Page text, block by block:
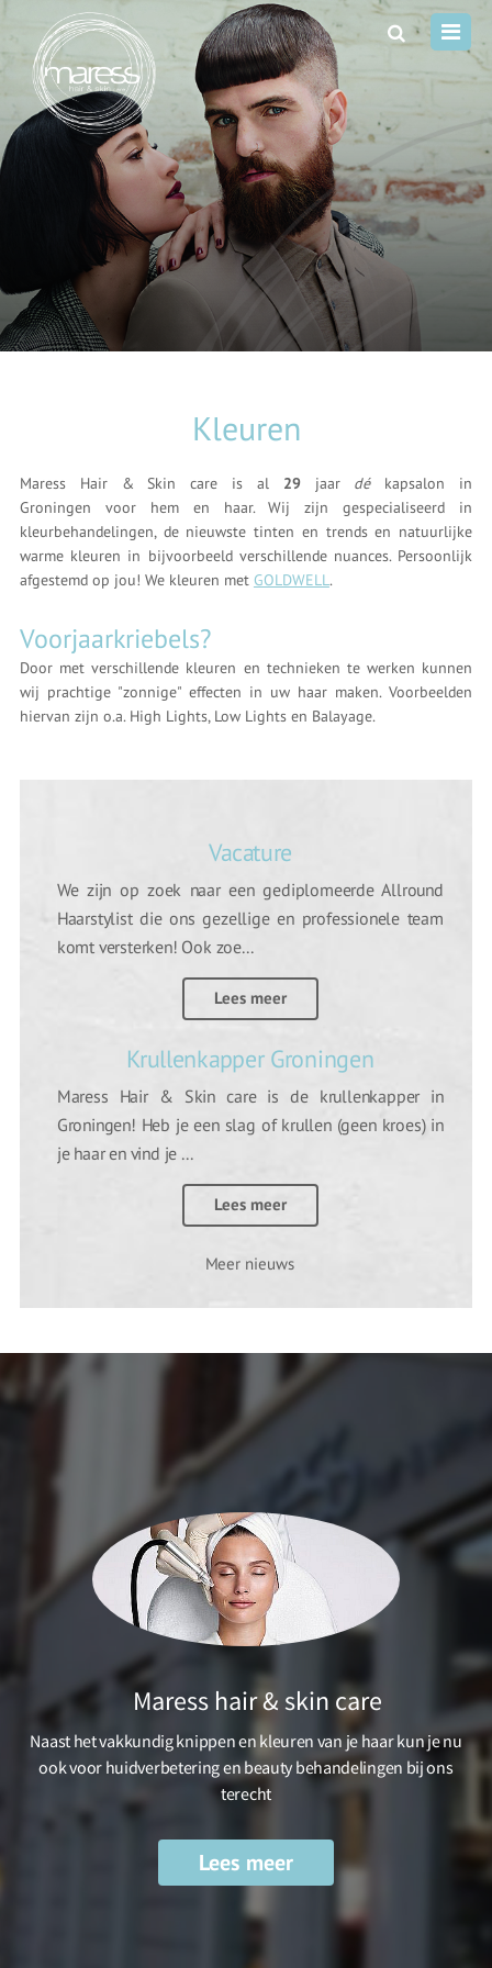
Kleuren
Maress Hair & Skin care is al 29jaar dékapsalon in
Groningen voor hem en haar. Wij zijn gespecialiseerd in
kleurbehandelingen, de nieuwste tinten en trends en natuurlijke
warme kleuren in bijvoorbeeld verschillende nuances. Persoonlijk
afgestemd op jou! We kleuren met GOLDWELL.
Voorjaarkriebels?
Door met verschillende kleuren en technieken te werken kunnen
wij prachtige "zonnige" effecten in uw haar maken. Voorbeelden
hiervan zijn o.a. High Lights, Low Lights en Balayage.
Vacature
We zijn op zoek naar een gediplomeerde Allround
Haarstylist die ons gezellige en professionele team
komt versterken! Ook zoe...
Lees meer
Krullenkapper Groningen
Maress Hair & Skin care is de krullenkapper in
Groningen! Heb je een slag of krullen (geen kroes) in
je haar en vind je ...
Lees meer
Meer nieuws
Maress hair & skin care
Naast het vakkundig knippen en kleuren van je haar kun je nu
ook voor huidverbetering en beauty behandelingen bij ons
terecht
Lees meer